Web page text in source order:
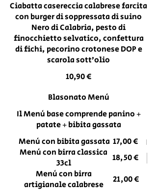
Ciabatta casereccia calabrese farcita
con burger di soppressata di suino
Nero di Calabria, pesto di
finocchietto selvatico, confettura
di fichi, pecorino crotonese DOP e
scarola sott’olio
10,90 €
Blasonato Menù
Il Menù base comprende panino +
patate + bibita gassata
Menù con bibita gassata 17,00 €
Menù con birra classica
33cl
18,50 €
Menù con birra
artigianale calabrese
21,00 €